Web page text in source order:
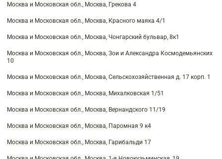
Москва и Московская обл., Москва, Грекова 4
Москва и Московская обл., Москва, Красного маяка 4/1
Москва и Московская обл., Москва, Чонгарский бульвар, 8к1
Москва и Московская обл., Москва, Зои и Александра Космодемьянских
10
Москва и Московская обл., Москва, Сельскохозяйственная д. 17 корп. 1
Москва и Московская обл., Москва, Михалковская 1/51
Москва и Московская обл., Москва, Вернандского 11/19
Москва и Московская обл., Москва, Паромная 9 к4
Москва и Московская обл., Москва, Гарибальди 17